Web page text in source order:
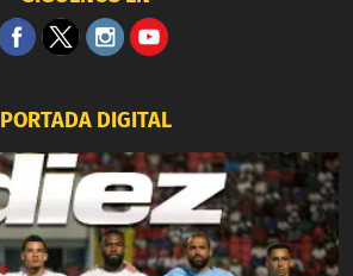
PORTADA DIGITAL